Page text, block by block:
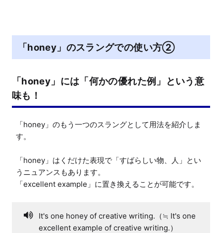
「honey」のスラングでの使い方②
「honey」には「何かの優れた例」という意
味も！
「honey」のもう一つのスラングとして用法を紹介しま
す。
「honey」はくだけた表現で「すばらしい物、人」とい
うニュアンスもあります。
「excellent example」に置き換えることが可能です。
It's one honey of creative writing.（≒ It's one
excellent example of creative writing.）